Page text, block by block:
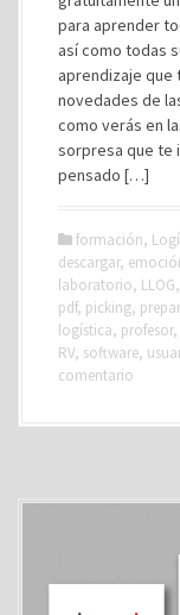
para aprender
así como todas
aprendizaje que
novedades de
como verás en
sorpresa que te
pensado […]
formación,
descargar,
laboratorio, LLOG,
pdf, picking,
logística, profesor,
RV, software,
comentario